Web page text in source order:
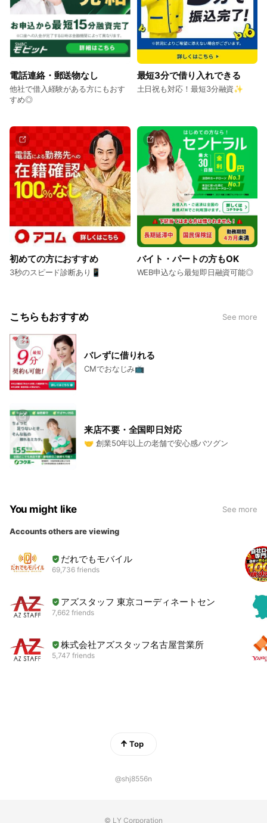
電話連絡・郵送物なし
他社で借入経験がある方にもおす
すめ◎
最短3分で借り入れできる
土日祝も対応！最短3分融資✨
初めての方におすすめ
3秒のスピード診断あり📱
バイト・パートの方もOK
WEB申込なら最短即日融資可能◎
こちらもおすすめ See more
バレずに借りれる
CMでおなじみ📺
来店不要・全国即日対応
🤝 創業50年以上の老舗で安心感バツグン
You might like See more
Accounts others are viewing
だれでもモバイル
69,736 friends
アズスタッフ 東京コーディネートセンター
7,662 friends
株式会社アズスタッフ名古屋営業所
5,747 friends
Top
@shj8556n
© LY Corporation